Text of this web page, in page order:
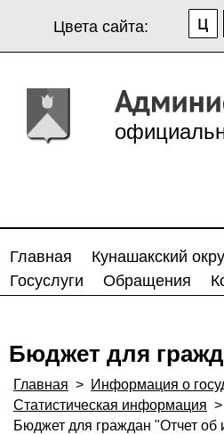
Цвета сайта:
Главная Кунашакский
Госуслуги
Обращения
Бюджет для
Главная > Информация о
Статистическая информация >
Бюджет для граждан "Отчет об